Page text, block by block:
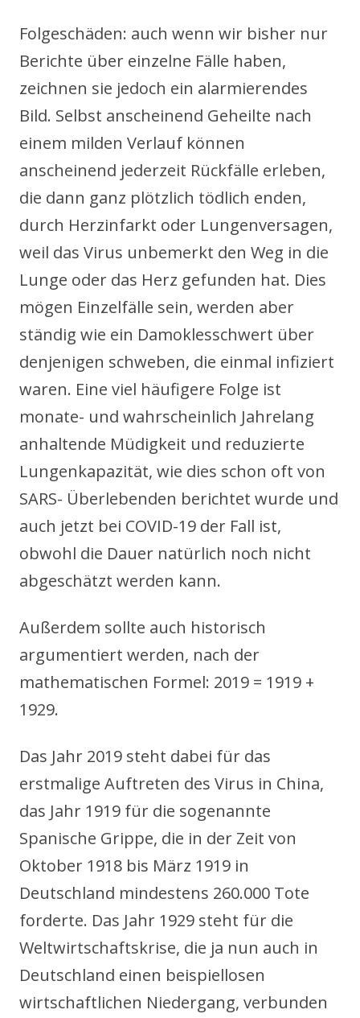
Folgeschäden: auch wenn wir bisher nur
Berichte über einzelne Fälle haben,
zeichnen sie jedoch ein alarmierendes
Bild. Selbst anscheinend Geheilte nach
einem milden Verlauf können
anscheinend jederzeit Rückfälle erleben,
die dann ganz plötzlich tödlich enden,
durch Herzinfarkt oder Lungenversagen,
weil das Virus unbemerkt den Weg in die
Lunge oder das Herz gefunden hat. Dies
mögen Einzelfälle sein, werden aber
ständig wie ein Damoklesschwert über
denjenigen schweben, die einmal infiziert
waren. Eine viel häufigere Folge ist
monate- und wahrscheinlich Jahrelang
anhaltende Müdigkeit und reduzierte
Lungenkapazität, wie dies schon oft von
SARS- Überlebenden berichtet wurde und
auch jetzt bei COVID-19 der Fall ist,
obwohl die Dauer natürlich noch nicht
abgeschätzt werden kann.
Außerdem sollte auch historisch
argumentiert werden, nach der
mathematischen Formel: 2019 = 1919 +
1929.
Das Jahr 2019 steht dabei für das
erstmalige Auftreten des Virus in China,
das Jahr 1919 für die sogenannte
Spanische Grippe, die in der Zeit von
Oktober 1918 bis März 1919 in
Deutschland mindestens 260.000 Tote
forderte. Das Jahr 1929 steht für die
Weltwirtschaftskrise, die ja nun auch in
Deutschland einen beispiellosen
wirtschaftlichen Niedergang, verbunden